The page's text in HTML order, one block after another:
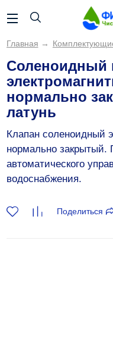
Главная →
Соленоидный
нормально
латунь
Клапан соленоидный
нормально закрытый.
автоматического
водоснабжения.
Поделиться